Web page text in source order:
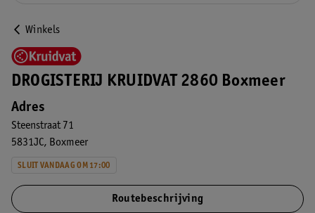
Winkels
DROGISTERIJ KRUIDVAT 2860 Boxmeer
Adres
Steenstraat 71
5831JC
Boxmeer
SLUIT VANDAAG OM 17:00
Routebeschrijving